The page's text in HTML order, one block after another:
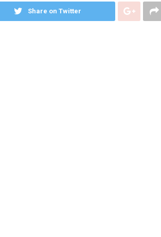
Share on Twitter